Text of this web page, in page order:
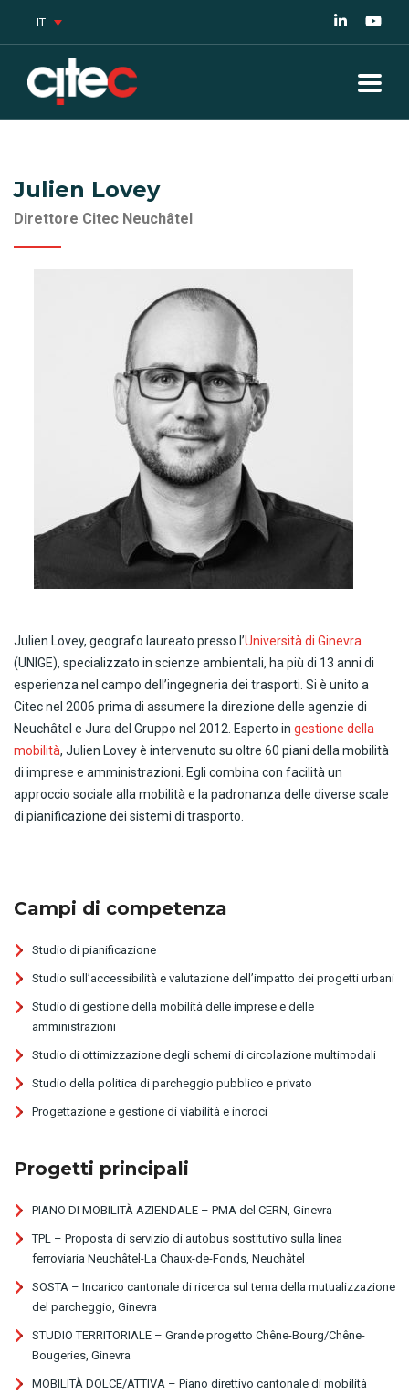
IT
Julien Lovey
Direttore Citec Neuchâtel
Julien Lovey, geografo laureato presso l’Università di Ginevra
(UNIGE), specializzato in scienze ambientali, ha più di 13 anni di
esperienza nel campo dell’ingegneria dei trasporti. Si è unito a
Citec nel 2006 prima di assumere la direzione delle agenzie di
Neuchâtel e Jura del Gruppo nel 2012. Esperto in gestione della
mobilità, Julien Lovey è intervenuto su oltre 60 piani della mobilità
di imprese e amministrazioni. Egli combina con facilità un
approccio sociale alla mobilità e la padronanza delle diverse scale
di pianificazione dei sistemi di trasporto.
Campi di competenza
Studio di pianificazione
Studio sull’accessibilità e valutazione dell’impatto dei progetti urbani
Studio di gestione della mobilità delle imprese e delle
amministrazioni
Studio di ottimizzazione degli schemi di circolazione multimodali
Studio della politica di parcheggio pubblico e privato
Progettazione e gestione di viabilità e incroci
Progetti principali
PIANO DI MOBILITÀ AZIENDALE – PMA del CERN, Ginevra
TPL – Proposta di servizio di autobus sostitutivo sulla linea
ferroviaria Neuchâtel-La Chaux-de-Fonds, Neuchâtel
SOSTA – Incarico cantonale di ricerca sul tema della mutualizzazione
del parcheggio, Ginevra
STUDIO TERRITORIALE – Grande progetto Chêne-Bourg/Chêne-
Bougeries, Ginevra
MOBILITÀ DOLCE/ATTIVA – Piano direttivo cantonale di mobilità